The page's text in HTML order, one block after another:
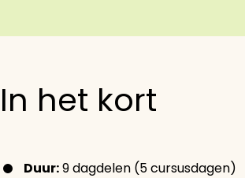
In het kort
Duur:9 dagdelen (5 cursusdagen)